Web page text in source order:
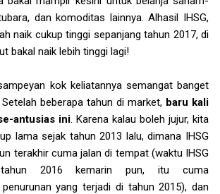
dan komoditas lainnya. Alhasil IHSG,
naik cukup tinggi sepanjang tahun 2017, di
bakal naik lebih tinggi lagi!
kok keliatannya semangat banget
beberapa tahun di market, baru kali
antusias ini . Karena kalau boleh jujur, kita
lama sejak tahun 2013 lalu, dimana IHSG
terakhir cuma jalan di tempat (waktu IHSG
2016 kemarin pun, itu cuma
yang terjadi di tahun 2015), dan